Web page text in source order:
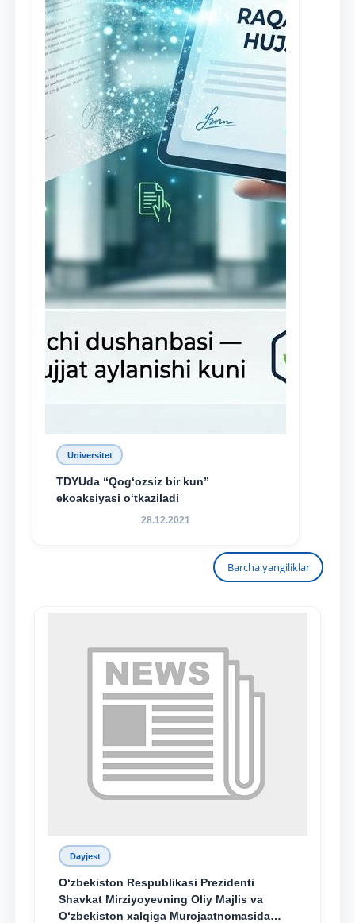
Universitet
TDYUda “Qog‘ozsiz bir kun”
ekoaksiyasi o‘tkaziladi
28.12.2021
Barcha yangiliklar
Dayjest
O‘zbekiston Respublikasi Prezidenti
Shavkat Mirziyoyevning Oliy Majlis va
O‘zbekiston xalqiga Murojaatnomasida